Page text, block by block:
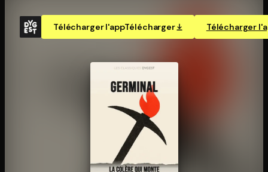
Télécharger l'appTélécharger Télécharger